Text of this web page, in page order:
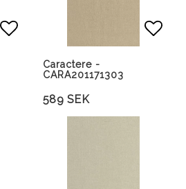
Lägg till i favoritlistan
Caractere -
CARA201171303
589 SEK